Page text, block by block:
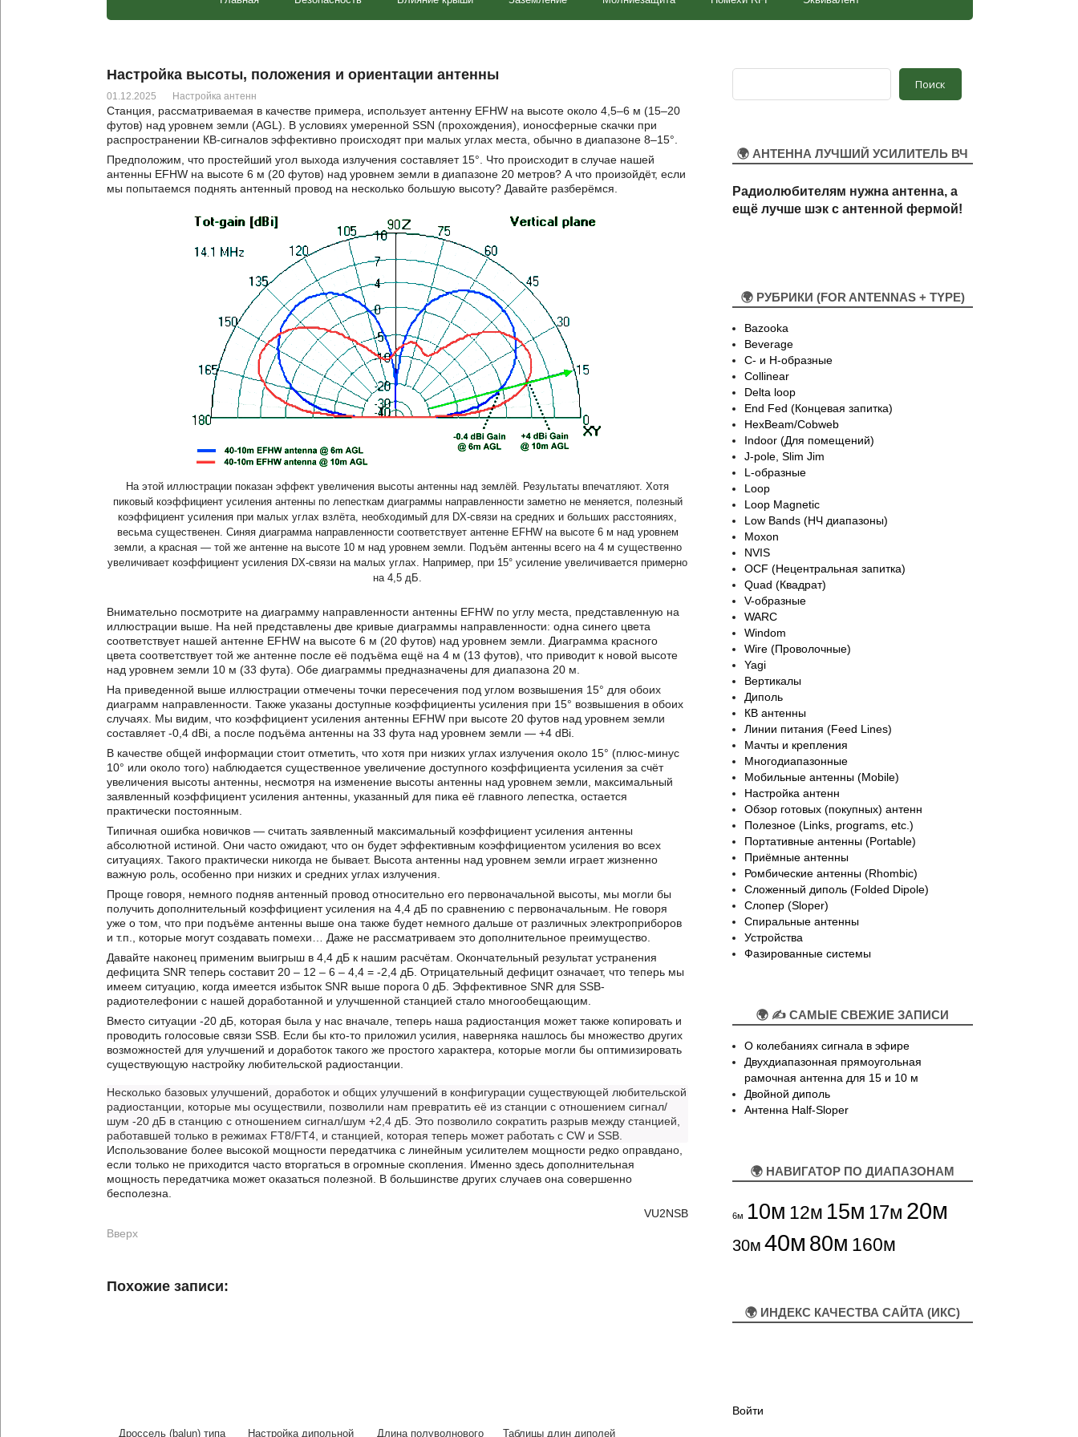
Настройка высоты, положения и ориентации антенны
01.12.2025 Настройка антенн
Станция, рассматриваемая в качестве примера, использует антенну EFHW на высоте около 4,5–6 м (15–20
футов) над уровнем земли (AGL). В условиях умеренной SSN (прохождения), ионосферные скачки при
распространении КВ-сигналов эффективно происходят при малых углах места, обычно в диапазоне 8–15°.
Предположим, что простейший угол выхода излучения составляет 15°. Что происходит в случае нашей
антенны EFHW на высоте 6 м (20 футов) над уровнем земли в диапазоне 20 метров? А что произойдёт, если
мы попытаемся поднять антенный провод на несколько большую высоту? Давайте разберёмся.
На этой иллюстрации показан эффект увеличения высоты антенны над землёй. Результаты впечатляют. Хотя
пиковый коэффициент усиления антенны по лепесткам диаграммы направленности заметно не меняется, полезный
коэффициент усиления при малых углах взлёта, необходимый для DX-связи на средних и больших расстояниях,
весьма существенен. Синяя диаграмма направленности соответствует антенне EFHW на высоте 6 м над уровнем
земли, а красная — той же антенне на высоте 10 м над уровнем земли. Подъём антенны всего на 4 м существенно
увеличивает коэффициент усиления DX-связи на малых углах. Например, при 15° усиление увеличивается примерно
на 4,5 дБ.
Внимательно посмотрите на диаграмму направленности антенны EFHW по углу места, представленную на
иллюстрации выше. На ней представлены две кривые диаграммы направленности: одна синего цвета
соответствует нашей антенне EFHW на высоте 6 м (20 футов) над уровнем земли. Диаграмма красного
цвета соответствует той же антенне после её подъёма ещё на 4 м (13 футов), что приводит к новой высоте
над уровнем земли 10 м (33 фута). Обе диаграммы предназначены для диапазона 20 м.
На приведенной выше иллюстрации отмечены точки пересечения под углом возвышения 15° для обоих
диаграмм направленности. Также указаны доступные коэффициенты усиления при 15° возвышения в обоих
случаях. Мы видим, что коэффициент усиления антенны EFHW при высоте 20 футов над уровнем земли
составляет -0,4 dBi, а после подъёма антенны на 33 фута над уровнем земли — +4 dBi.
В качестве общей информации стоит отметить, что хотя при низких углах излучения около 15° (плюс-минус
10° или около того) наблюдается существенное увеличение доступного коэффициента усиления за счёт
увеличения высоты антенны, несмотря на изменение высоты антенны над уровнем земли, максимальный
заявленный коэффициент усиления антенны, указанный для пика её главного лепестка, остается
практически постоянным.
Типичная ошибка новичков — считать заявленный максимальный коэффициент усиления антенны
абсолютной истиной. Они часто ожидают, что он будет эффективным коэффициентом усиления во всех
ситуациях. Такого практически никогда не бывает. Высота антенны над уровнем земли играет жизненно
важную роль, особенно при низких и средних углах излучения.
Проще говоря, немного подняв антенный провод относительно его первоначальной высоты, мы могли бы
получить дополнительный коэффициент усиления на 4,4 дБ по сравнению с первоначальным. Не говоря
уже о том, что при подъёме антенны выше она также будет немного дальше от различных электроприборов
и т.п., которые могут создавать помехи… Даже не рассматриваем это дополнительное преимущество.
Давайте наконец применим выигрыш в 4,4 дБ к нашим расчётам. Окончательный результат устранения
дефицита SNR теперь составит 20 – 12 – 6 – 4,4 = -2,4 дБ. Отрицательный дефицит означает, что теперь мы
имеем ситуацию, когда имеется избыток SNR выше порога 0 дБ. Эффективное SNR для SSB-
радиотелефонии с нашей доработанной и улучшенной станцией стало многообещающим.
Вместо ситуации -20 дБ, которая была у нас вначале, теперь наша радиостанция может также копировать и
проводить голосовые связи SSB. Если бы кто-то приложил усилия, наверняка нашлось бы множество других
возможностей для улучшений и доработок такого же простого характера, которые могли бы оптимизировать
существующую настройку любительской радиостанции.
Несколько базовых улучшений, доработок и общих улучшений в конфигурации существующей любительской
радиостанции, которые мы осуществили, позволили нам превратить её из станции с отношением сигнал/
шум -20 дБ в станцию ​​с отношением сигнал/шум +2,4 дБ. Это позволило сократить разрыв между станцией,
работавшей только в режимах FT8/FT4, и станцией, которая теперь может работать с CW и SSB.
Использование более высокой мощности передатчика с линейным усилителем мощности редко оправдано,
если только не приходится часто вторгаться в огромные скопления. Именно здесь дополнительная
мощность передатчика может оказаться полезной. В большинстве других случаев она совершенно
бесполезна.
VU2NSB
Вверх
Похожие записи:
Дроссель (balun) типа Настройка дипольной Длина полуволнового Таблицы длин диполей
Поиск
🌍 АНТЕННА ЛУЧШИЙ УСИЛИТЕЛЬ ВЧ
Радиолюбителям нужна антенна, а
ещё лучше шэк с антенной фермой!
🌍 РУБРИКИ (FOR ANTENNAS + TYPE)
Bazooka
Beverage
C- и H-образные
Collinear
Delta loop
End Fed (Концевая запитка)
HexBeam/Cobweb
Indoor (Для помещений)
J-pole, Slim Jim
L-образные
Loop
Loop Magnetic
Low Bands (НЧ диапазоны)
Moxon
NVIS
OCF (Нецентральная запитка)
Quad (Квадрат)
V-образные
WARC
Windom
Wire (Проволочные)
Yagi
Вертикалы
Диполь
КВ антенны
Линии питания (Feed Lines)
Мачты и крепления
Многодиапазонные
Мобильные антенны (Mobile)
Настройка антенн
Обзор готовых (покупных) антенн
Полезное (Links, programs, etc.)
Портативные антенны (Portable)
Приёмные антенны
Ромбические антенны (Rhombic)
Сложенный диполь (Folded Dipole)
Слопер (Sloper)
Спиральные антенны
Устройства
Фазированные системы
🌍 ✍ САМЫЕ СВЕЖИЕ ЗАПИСИ
О колебаниях сигнала в эфире
Двухдиапазонная прямоугольная
рамочная антенна для 15 и 10 м
Двойной диполь
Антенна Half-Sloper
🌍 НАВИГАТОР ПО ДИАПАЗОНАМ
6м 10м 12м 15м 17м 20м
30м 40м 80м 160м
🌍 ИНДЕКС КАЧЕСТВА САЙТА (ИКС)
Войти